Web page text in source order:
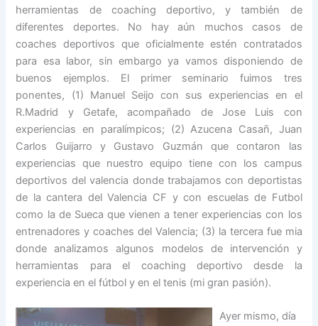
herramientas de coaching deportivo, y también de
diferentes deportes. No hay aún muchos casos de
coaches deportivos que oficialmente estén contratados
para esa labor, sin embargo ya vamos disponiendo de
buenos ejemplos. El primer seminario fuimos tres
ponentes, (1) Manuel Seijo con sus experiencias en el
R.Madrid y Getafe, acompañado de Jose Luis con
experiencias en paralímpicos; (2) Azucena Casañ, Juan
Carlos Guijarro y Gustavo Guzmán que contaron las
experiencias que nuestro equipo tiene con los campus
deportivos del valencia donde trabajamos con deportistas
de la cantera del Valencia CF y con escuelas de Futbol
como la de Sueca que vienen a tener experiencias con los
entrenadores y coaches del Valencia; (3) la tercera fue mia
donde analizamos algunos modelos de intervención y
herramientas para el coaching deportivo desde la
experiencia en el fútbol y en el tenis (mi gran pasión).
Ayer mismo, día